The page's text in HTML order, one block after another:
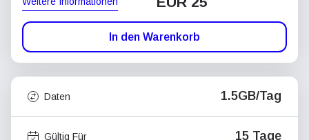
In den Warenkorb
Daten 1.5GB/Tag
Gültig Für 15 Tage